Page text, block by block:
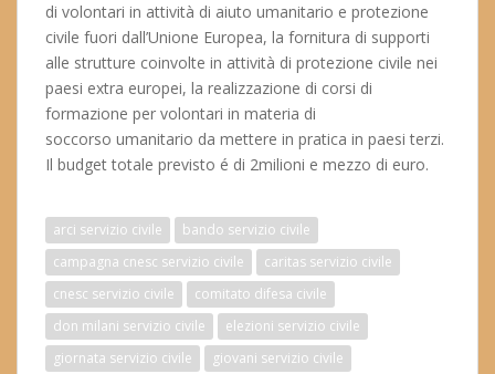
di volontari in attività di aiuto umanitario e protezione
civile fuori dall’Unione Europea, la fornitura di supporti
alle strutture coinvolte in attività di protezione civile nei
paesi extra europei, la realizzazione di corsi di
formazione per volontari in materia di
soccorso umanitario da mettere in pratica in paesi terzi.
Il budget totale previsto é di 2milioni e mezzo di euro.
arci servizio civile
bando servizio civile
campagna cnesc servizio civile
caritas servizio civile
cnesc servizio civile
comitato difesa civile
don milani servizio civile
elezioni servizio civile
giornata servizio civile
giovani servizio civile